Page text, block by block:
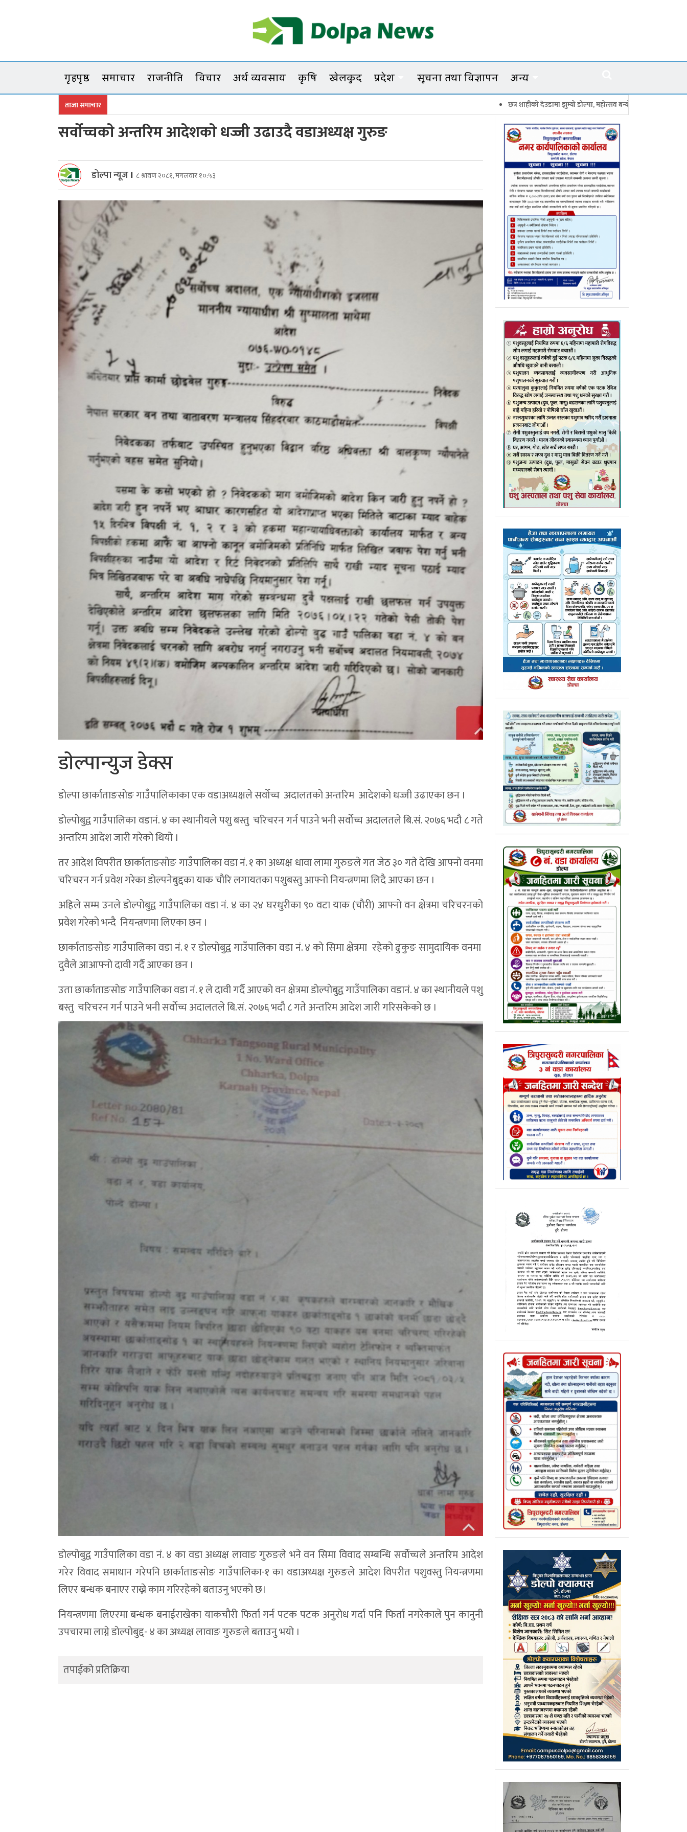
Dolpanews
गृहपृष्ठ समाचार राजनीति विचार अर्थ व्यवसाय कृषि खेलकुद प्रदेश सूचना तथा विज्ञापन अन्य
ताजा समाचार छत्र शाहीको देउडामा झुम्यो डोल्पा, महोत्सव बन्यो कर्णालीको सांगीतिक उत्सव
सर्वाेच्चकाे अन्तरिम आदेशकाे धज्जी उढाउदै वडाअध्यक्ष गुरुङ
डोल्पा न्यूज । ८ श्रावण २०८१, मंगलवार १०:५३
डाेल्पान्युज डेक्स
डाेल्पा छार्काताङसाेङ गाउँपालिकाका एक वडाअध्यक्षले सर्वाेच्च अदालतकाे अन्तरिम आदेशकाे धज्जी उढाएका छन ।
डाेल्पाेबुद्व गाउँपालिका वडानं. ४ का स्थानीयले पशु बस्तु चरिचरन गर्न पाउने भनी सर्वाेच्च अदालतले बि.सं. २०७६ भदौ ८ गते
अन्तरिम आदेश जारी गरेकाे थियो ।
तर आदेश विपरीत छार्काताङसाेङ गाउँपालिका वडा नं. १ का अध्यक्ष धावा लामा गुरुङले गत जेठ ३० गते देखि आफ्नाे वनमा
चरिचरन गर्न प्रवेश गरेका डाेल्पनेबुद्दका याक चाैरि लगायतका पशुबस्तु आफ्नाे नियन्त्रणमा लिदै आएका छन ।
अहिले सम्म उनले डाेल्पाेबुद्व गाउँपालिका वडा नं. ४ का २४ घरधुरीका ९० वटा याक (चाैरी) आफ्नाे वन क्षेत्रमा चरिचरनकाे
प्रवेश गरेकाे भन्दै नियन्त्रणमा लिएका छन ।
छार्काताङसाेङ गाउँपालिका वडा नं. १ र डाेल्पाेबुद्व गाउँपालिका वडा नं. ४ काे सिमा क्षेत्रमा रहेकाे ढुकुङ सामुदायिक वनमा
दुवैले आआफ्नाे दावी गर्दै आएका छन ।
उता छार्काताङसाेङ गाउँपालिका वडा नं. १ ले दावी गर्दै आएकाे वन क्षेत्रमा डाेल्पाेबुद्व गाउँपालिका वडानं. ४ का स्थानीयले पशु
बस्तु चरिचरन गर्न पाउने भनी सर्वाेच्च अदालतले बि.सं. २०७६ भदौ ८ गते अन्तरिम आदेश जारी गरिसकेको छ ।
डाेल्पाेबुद्व गाउँपालिका वडा नं. ४ का वडा अध्यक्ष लावाङ गुरुङले भने वन सिमा विवाद सम्बन्धि सर्वाेच्चले अन्तरिम आदेश
गरेर विवाद समाधान गरेपनि छार्काताङसाेङ गाउँपालिका-१ का वडाअध्यक्ष गुरुङले आदेश विपरीत पशुवस्तु नियन्त्रणमा
लिएर बन्धक बनाएर राख्ने काम गरिरहेकाे बताउनु भएकाे छ।
नियन्त्रणमा लिएरमा बन्धक बनाईराखेका याकचाैरी फिर्ता गर्न पटक पटक अनुराेध गर्दा पनि फिर्ता नगरेकाले पुन कानुनी
उपचारमा लाग्ने डाेल्पाेबुद्द- ४ का अध्यक्ष लावाङ गुरुङले बताउनु भयाे ।
तपाईको प्रतिक्रिया